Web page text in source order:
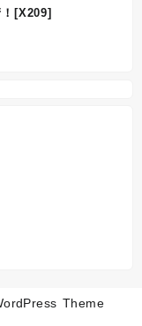
[X209]
Theme